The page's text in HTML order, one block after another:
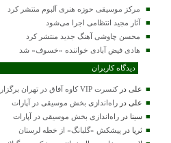
مرکز موسیقی حوزه هنری آلبوم منتشر کرد
آثار مجید انتظامی اجرا می‌شود
محسن چاوشی آهنگ جدید منتشر کرد
هادی فیض آبادی خواننده «خسوف» شد
دیدگاه کاربران
علی درکنسرت VIP کاوه آفاق در تهران برگزار می‌شود
علی در راه‌اندازی بخش موسیقی در آپارات
سینا در راه‌اندازی بخش موسیقی در آپارات
ثریا در پیشکش «گلبانگ» از خطه لرستان